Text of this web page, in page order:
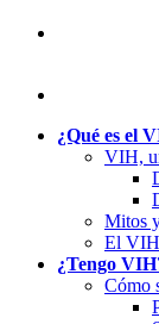
¿Qué es el
VIH,
Mitos
El
¿Tengo
Cómo